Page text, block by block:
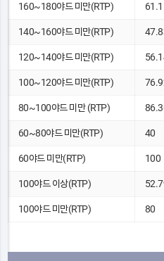
160~180야드 미만(RTP)
140~160야드 미만(RTP)
120~140야드 미만(RTP)
100~120야드 미만(RTP)
80~100야드 미만 (RTP)
60~80야드 미만(RTP) 40
60야드 미만(RTP) 100
100야드 이상(RTP)
100야드 미만(RTP) 80